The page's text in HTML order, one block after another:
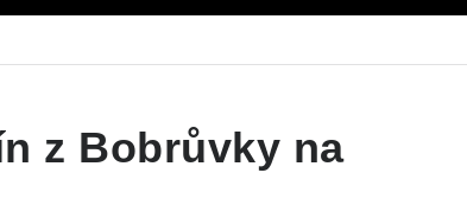
z Bobrůvky na